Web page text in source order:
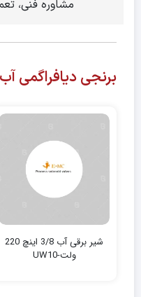
مشاوره فنی،
برنجی دیافراگمی آب
شیر برقی آب 3/8 اینچ 220
ولت-UW10